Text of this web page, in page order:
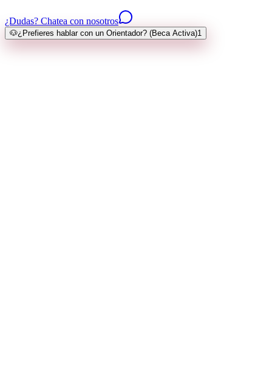
¿Dudas? Chatea con nosotros
🐶¿Prefieres hablar con un Orientador? (Beca Activa)1